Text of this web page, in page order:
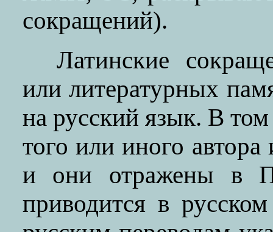
сокращений).
Латинские
или литературных
на русский язык. В том
того или иного автора
и они отражены в
приводится в